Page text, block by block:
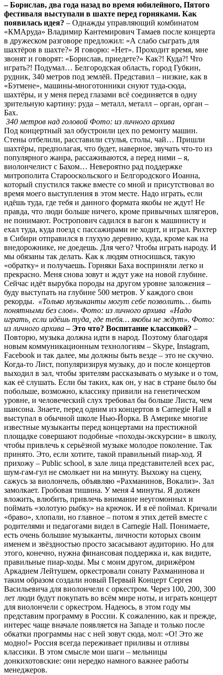
– Борислав, два года назад во время юбилейного, Пятого
фестиваля выступали в шахте перед горняками. Как
появилась идея? – Однажды управляющий комбинатом
«КМАруда» Владимир Кантемирович Тамаев после концерта
в дружеском разговоре предложил: «А слабо сыграть для
шахтёров в шахте?» Я говорю: «Нет». Проходит время, мне
звонят и говорят: «Борислав, приедете?» Как?! Куда?! Что
играть?! Подумал… Белгородская область, город Губкин,
рудник, 340 метров под землёй. Представил – низкие, как в
«Бэтмене», машины-многотонники снуют туда-сюда,
шахтёры, и у меня перед глазами всё соединяется в одну
зрительную картину: руда – металл, металл – орган, орган –
Бах.
340 метров над головой Фото: из личного архива
Под концертный зал обустроили цех по ремонту машин.
Стены отбелили, расставили стулья, столы, чай… Пришли
шахтёры, предполагая, что будет, наверное, звучать что-то из
популярного жанра, рассаживаются, а перед ними – я,
виолончелист с Бахом… Невероятно рад поддержке
митрополита Старооскольского и Белгородского Иоанна,
который спустился также вместе со мной и присутствовал во
время моего выступления в этом месте. Надо играть, если
идёшь туда, где тебя и данного формата якобы не ждут! Не
правда, что люди больше ничего, кроме привычных шлягеров,
не понимают. Ростропович садился в вагон к машинисту и
ехал туда, куда поезд с пассажирами не ходит, и играл. Рихтер
в Сибири отправился в глухую деревню, куда, кроме как на
внедорожнике, не доедешь. Для чего? Чтобы играть народу. И
мы обязаны так делать. Как к людям относишься, такую
«обратку» и получаешь. Горняки Баха восприняли легко и
прекрасно. Меня снова зовут и ждут уже на новой глубине.
Сейчас идёт вырубка породы на другом уровне заложения –
буду выступать на глубине 500 метров. У каждого свои
рекорды. «Только музыканты могут себе позволить… быть
понятными без слов». Фото: из личного архива «Надо
играть, если идёшь туда, где тебя… якобы не ждут». Фото:
из личного архива – Это что? Воспитание классикой? –
Повторю, музыка должна идти в народ. Поэтому благодаря
новым коммуникационным технологиям – Skype, Instagram,
Facebook и так далее, мы должны быть везде – это не скучно.
Когда-то Лист, популяризируя музыку, до и после концертов
выходил в зал, чтобы зрителям рассказывать о музыке и о том,
как её слушать. Если бы таких, как он, у нас в стране было бы
побольше, возможно, классику привили на генетическом
уровне, и человеческий слух требовал бы больше Листа, чем
шансона. Знаете, перед одним из концертов в Carnegie Hall я
выступал в обычной школе Нью-Йорка. В Америке многие
известные музыканты перед концертами на престижной
площадке совершают подобные «походы-экскурсии» в школу,
чтобы привлечь к серьёзной музыке молодое поколение. Так
принято. Это, если хотите, такой правильный пиар-ход. Я
прихожу – Public school, в зале лица представителей всех рас,
шум-гам-гул не смолкает ни на минуту. Выхожу на сцену,
сажусь за виолончель, объявляю «Рахманинов, Вокализ». Зал
замолкает. Гробовая тишина. У меня 4 минуты. Я должен
вложить, влюбить, привлечь внимание неугомонных и
поймать «золотую рыбку» на крючок. И я её поймал. Кричали
«браво», хлопали, но главное – потом я этих детей вместе с
родителями и педагогами видел в Carnegie Hall. Понимаете,
есть очень большие музыканты, личности которых своим
именем и звёздностью просто засасывают аудиторию. Но для
этого, конечно, нужна финансовая поддержка и, как видите,
правильные пиар-ходы. Мы с моим другом, дирижёром
Аркадием Лейтушем, оркестровали сонату Рахманинова и
таким образом создали новый Первый Концерт Сергея
Васильевича для виолончели с оркестром. Через 100, 200, 300
лет люди будут покупать во всём мире ноты, и играть концерт
для виолончели с оркестром. Надеюсь, в этом году мы
представим программу в России. К сожалению, как и прежде,
интерес чаще вначале появляется на Западе и только после
обкатки программы нас с ней зовут сюда, мол: «О! Это же
модно!» Россия всегда переживает приливы и отливы
классики. В этом смысле мои шаги – мельницы
донкихотовские: они нередко намного важнее работы
менеджеров.